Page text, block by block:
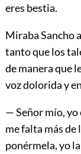
eres bestia.
Miraba Sancho
tanto que los
de manera que
voz dolorida y
— Señor mío, yo
me falta más de
ponérmela, yo